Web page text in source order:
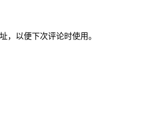
，以便下次评论时使用。